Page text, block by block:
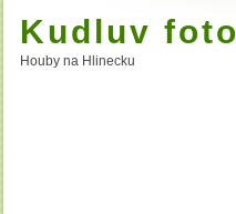
Kudluv
Houby na Hlinecku